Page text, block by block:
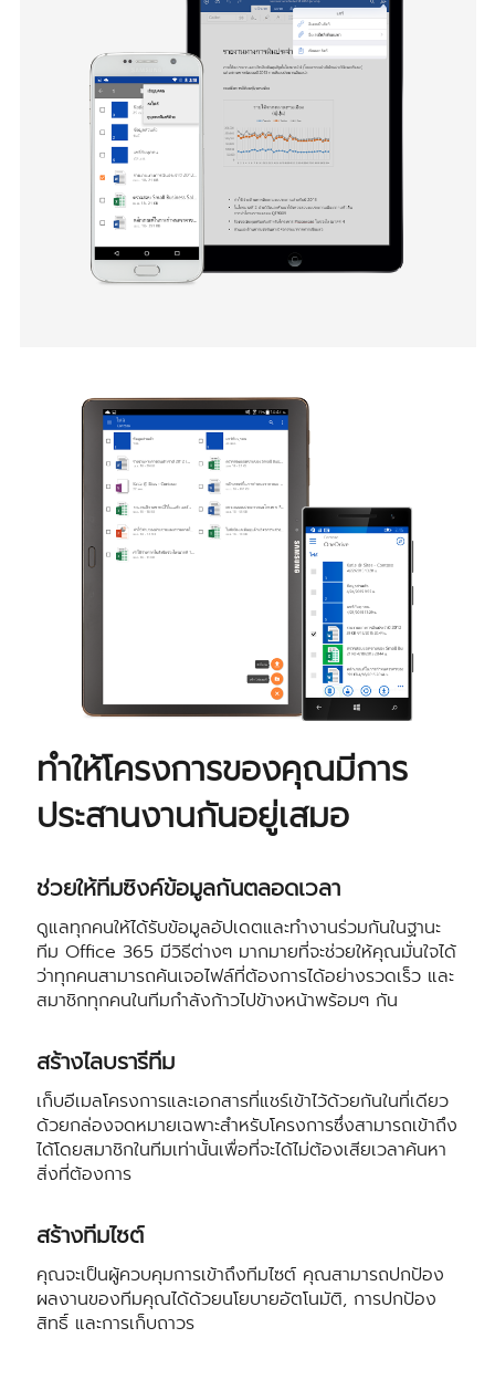
ทำให้โครงการของคุณมีการ
ประสานงานกันอยู่เสมอ
ช่วยให้ทีมซิงค์ข้อมูลกันตลอดเวลา
ดูแลทุกคนให้ได้รับข้อมูลอัปเดตและทำงานร่วมกันในฐานะ
ทีม Office 365 มีวิธีต่างๆ มากมายที่จะช่วยให้คุณมั่นใจได้
ว่าทุกคนสามารถค้นเจอไฟล์ที่ต้องการได้อย่างรวดเร็ว และ
สมาชิกทุกคนในทีมกำลังก้าวไปข้างหน้าพร้อมๆ กัน
สร้างไลบรารีทีม
เก็บอีเมลโครงการและเอกสารที่แชร์เข้าไว้ด้วยกันในที่เดียว
ด้วยกล่องจดหมายเฉพาะสำหรับโครงการซึ่งสามารถเข้าถึง
ได้โดยสมาชิกในทีมเท่านั้นเพื่อที่จะได้ไม่ต้องเสียเวลาค้นหา
สิ่งที่ต้องการ
สร้างทีมไซต์
คุณจะเป็นผู้ควบคุมการเข้าถึงทีมไซต์ คุณสามารถปกป้อง
ผลงานของทีมคุณได้ด้วยนโยบายอัตโนมัติ, การปกป้อง
สิทธิ์ และการเก็บถาวร